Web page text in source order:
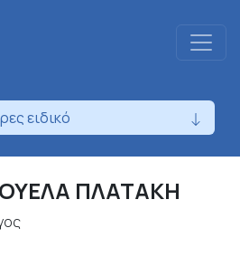
ειδικό
ΠΛΑΤΑΚΗ